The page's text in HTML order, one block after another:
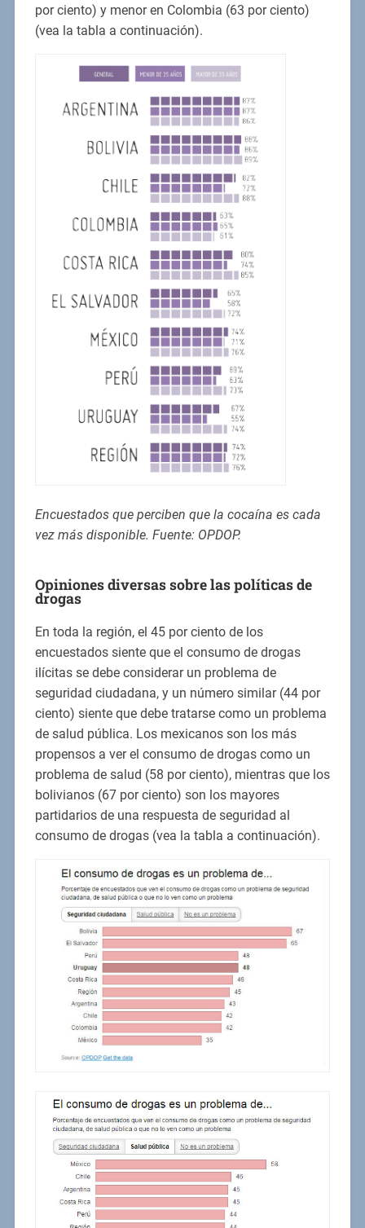
por ciento) y menor en Colombia (63 por ciento)
(vea la tabla a continuación).
Encuestados que perciben que la cocaína es cada
vez más disponible. Fuente: OPDOP.
Opiniones diversas sobre las políticas de
drogas
En toda la región, el 45 por ciento de los
encuestados siente que el consumo de drogas
ilícitas se debe considerar un problema de
seguridad ciudadana, y un número similar (44 por
ciento) siente que debe tratarse como un problema
de salud pública. Los mexicanos son los más
propensos a ver el consumo de drogas como un
problema de salud (58 por ciento), mientras que los
bolivianos (67 por ciento) son los mayores
partidarios de una respuesta de seguridad al
consumo de drogas (vea la tabla a continuación).